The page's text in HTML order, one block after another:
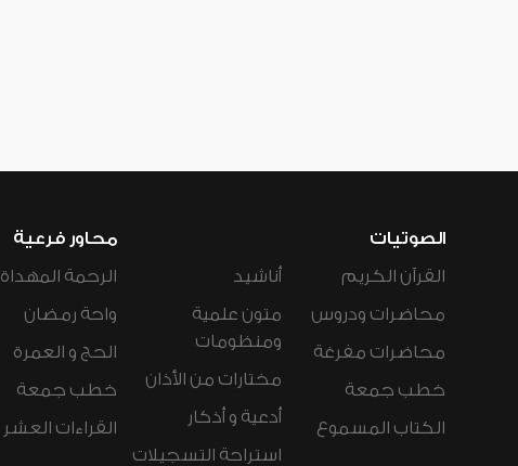
الصوتيات
القرآن الكريم
محاضرات ودروس
محاضرات مفرغة
خطب جمعة
الكتاب المسموع
أناشيد
متون علمية
ومنظومات
مختارات من الأذان
أدعية و أذكار
استراحة التسجيلات
محاور فرعية
الرحمة المهداة
واحة رمضان
الحج و العمرة
خطب جمعة
القراءات العشر